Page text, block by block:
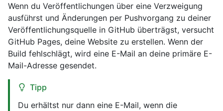
Wenn du Veröffentlichungen über eine Verzweigung
ausführst und Änderungen per Pushvorgang zu deiner
Veröffentlichungsquelle in GitHub überträgst, versucht
GitHub Pages, deine Website zu erstellen. Wenn der
Build fehlschlägt, wird eine E-Mail an deine primäre E-
Mail-Adresse gesendet.
Tipp
Du erhältst nur dann eine E-Mail, wenn die